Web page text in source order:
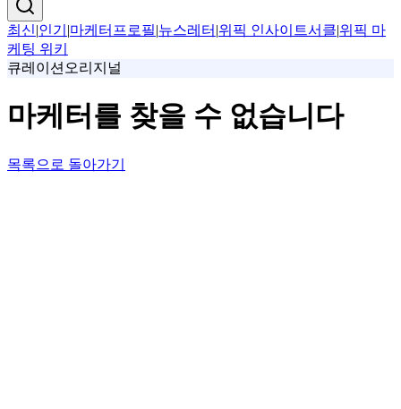
최신|인기 |마케터프로필|뉴스레터 |위픽 인사이트서클|위픽 마
케팅 위키
큐레이션 오리지널
마케터를 찾을 수 없습니다
목록으로 돌아가기